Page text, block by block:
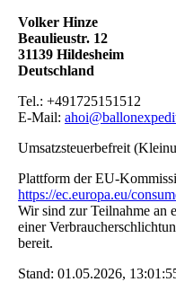
Volker Hinze
Beaulieustr. 12
31139 Hildesheim
Deutschland
Tel.: +491725151512
E-Mail:
Umsatzsteuerbefreit
Plattform der EU-
https://ec.europa.eu/
Wir sind zur Teilnahme an
einer
bereit.
Stand: 01.05.2026,